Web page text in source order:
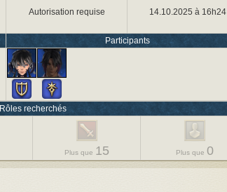
Autorisation requise 14.10.2025 à 16h24
Participants
Rôles recherchés
Plus que 15 Plus que 0